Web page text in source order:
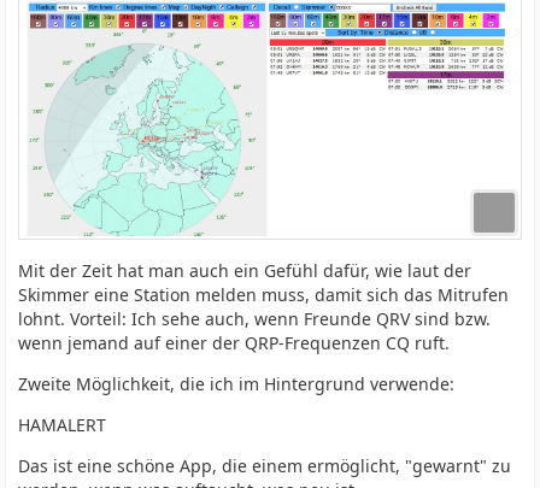
Mit der Zeit hat man auch ein Gefühl dafür, wie laut der
Skimmer eine Station melden muss, damit sich das Mitrufen
lohnt. Vorteil: Ich sehe auch, wenn Freunde QRV sind bzw.
wenn jemand auf einer der QRP-Frequenzen CQ ruft.
Zweite Möglichkeit, die ich im Hintergrund verwende:
HAMALERT
Das ist eine schöne App, die einem ermöglicht, "gewarnt" zu